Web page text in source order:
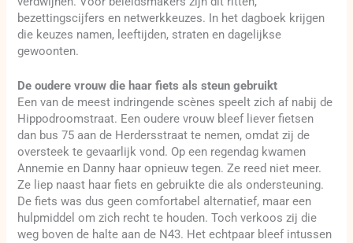
bezettingscijfers en netwerkkeuzes. In het dagboek krijgen
die keuzes namen, leeftijden, straten en dagelijkse
gewoonten.
De oudere vrouw die haar fiets als steun gebruikt
Een van de meest indringende scènes speelt zich af nabij de
Hippodroomstraat. Een oudere vrouw bleef liever fietsen
dan bus 75 aan de Herdersstraat te nemen, omdat zij de
oversteek te gevaarlijk vond. Op een regendag kwamen
Annemie en Danny haar opnieuw tegen. Ze reed niet meer.
Ze liep naast haar fiets en gebruikte die als ondersteuning.
De fiets was dus geen comfortabel alternatief, maar een
hulpmiddel om zich recht te houden. Toch verkoos zij die
weg boven de halte aan de N43. Het echtpaar bleef intussen